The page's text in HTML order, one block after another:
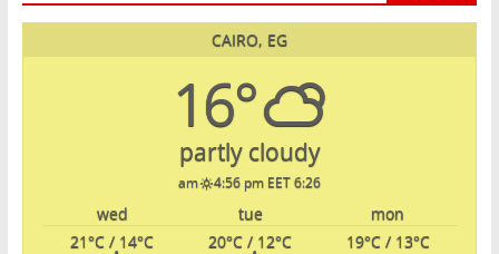
CAIRO, EG
16°
partly cloudy
6:26 am
4:56 pm EET
mon
tue
wed
19°C/ 13°C
20°C / 12°C
21°C / 14°C